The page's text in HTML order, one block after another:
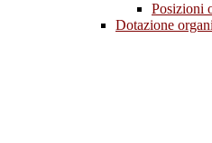
Posizioni
Dotazione